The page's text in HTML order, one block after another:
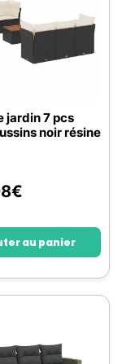
jardin 7 pcs
noir résine
€
au panier